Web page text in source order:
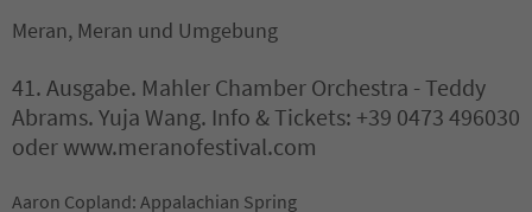
Meran, Meran und Umgebung
41. Ausgabe. Mahler Chamber Orchestra - Teddy
Abrams. Yuja Wang. Info & Tickets: +39 0473 496030
oder www.meranofestival.com
Aaron Copland: Appalachian Spring